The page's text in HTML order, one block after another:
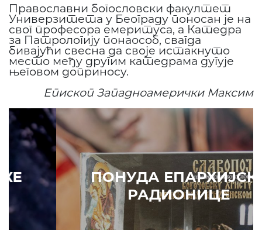
Православни богословски факултет
Универзитета у Београду поносан је на
свог професора емеритуса, а Катедра
за Патрологију понаособ, свагда
бивајући свесна да своје истакнуто
место међу другим катедрама дугује
његовом доприносу.
Епископ Западноамерички Максим
ПОНУДА ЕПАРХИЈСКЕ
РАДИОНИЦЕ